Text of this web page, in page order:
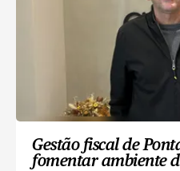
Gestão fiscal de
fomentar ambiente